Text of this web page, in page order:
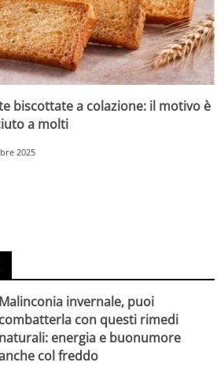
biscottate a colazione: il motivo è
a molti
2025
Malinconia invernale, puoi
combatterla con questi rimedi
naturali: energia e buonumore
col freddo